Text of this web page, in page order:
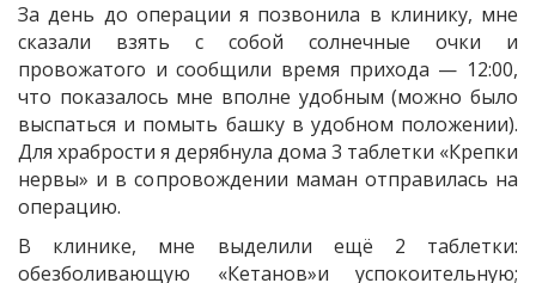
За день до операции я позвонила в клинику, мне
сказали взять с собой солнечные очки и
провожатого и сообщили время прихода — 12:00,
что показалось мне вполне удобным (можно было
выспаться и помыть башку в удобном положении).
Для храбрости я дерябнула дома 3 таблетки «Крепки
нервы» и в сопровождении маман отправилась на
операцию.
В клинике, мне выделили ещё 2 таблетки:
обезболивающую «Кетанов»и успокоительную;